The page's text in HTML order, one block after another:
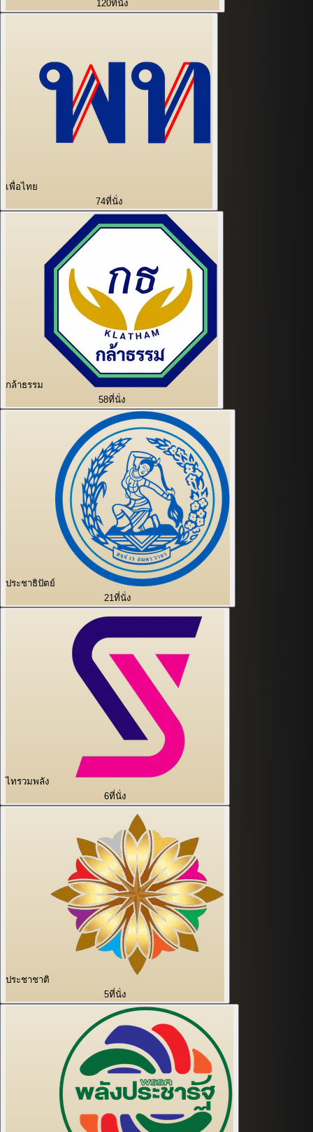
120ที่นั่ง
เพื่อไทย
74ที่นั่ง
กล้าธรรม
58ที่นั่ง
ประชาธิปัตย์
21ที่นั่ง
ไทรวมพลัง
6ที่นั่ง
ประชาชาติ
5ที่นั่ง